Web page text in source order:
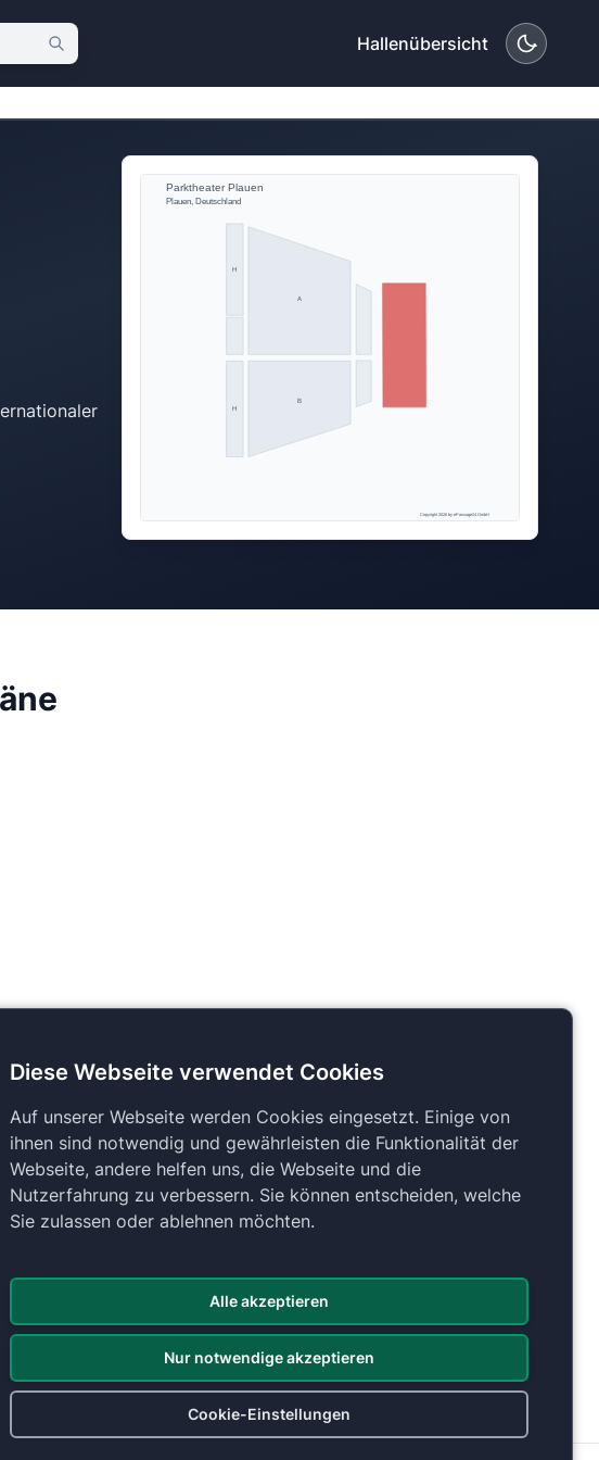
Hallenübersicht
A
B
H
H
Parktheater Plauen
Plauen, Deutschland
Copyright 2026 by ePassage24 GmbH
Diese Webseite verwendet Cookies
Auf unserer Webseite werden Cookies eingesetzt. Einige von
ihnen sind notwendig und gewährleisten die Funktionalität der
Webseite, andere helfen uns, die Webseite und die
Nutzerfahrung zu verbessern. Sie können entscheiden, welche
Sie zulassen oder ablehnen möchten.
Alle akzeptieren
Nur notwendige akzeptieren
Cookie-Einstellungen